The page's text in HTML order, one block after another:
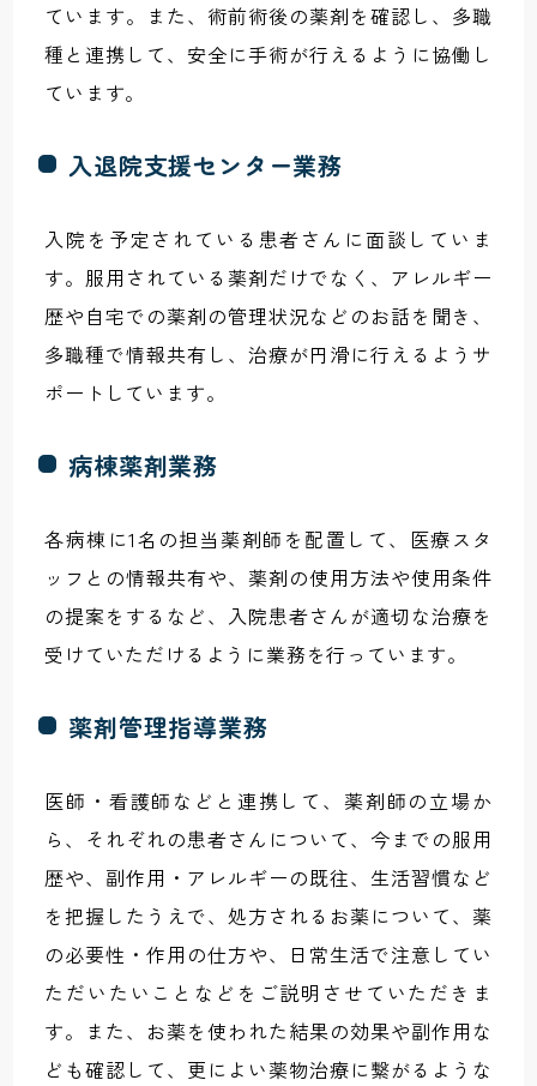
ています。また、術前術後の薬剤を確認し、多職
種と連携して、安全に手術が行えるように協働し
ています。
入退院支援センター業務
入院を予定されている患者さんに面談していま
す。服用されている薬剤だけでなく、アレルギー
歴や自宅での薬剤の管理状況などのお話を聞き、
多職種で情報共有し、治療が円滑に行えるようサ
ポートしています。
病棟薬剤業務
各病棟に1名の担当薬剤師を配置して、医療スタ
ッフとの情報共有や、薬剤の使用方法や使用条件
の提案をするなど、入院患者さんが適切な治療を
受けていただけるように業務を行っています。
薬剤管理指導業務
医師・看護師などと連携して、薬剤師の立場か
ら、それぞれの患者さんについて、今までの服用
歴や、副作用・アレルギーの既往、生活習慣など
を把握したうえで、処方されるお薬について、薬
の必要性・作用の仕方や、日常生活で注意してい
ただいたいことなどをご説明させていただきま
す。また、お薬を使われた結果の効果や副作用な
ども確認して、更によい薬物治療に繋がるような